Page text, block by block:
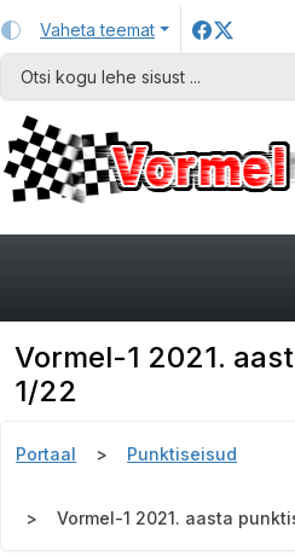
Vaheta teemat
Vormel-1 2021.
1/22
Portaal Punktiseisud
Vormel-1 2021. aasta